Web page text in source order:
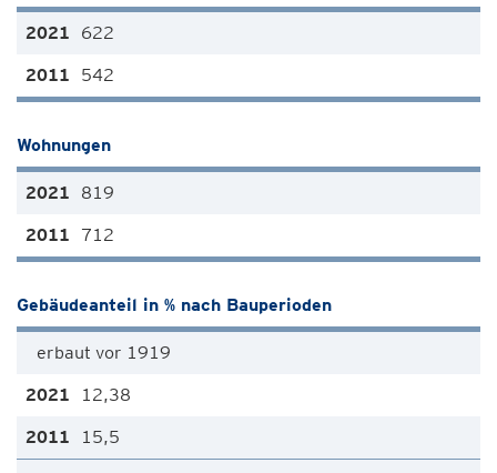
622
542
Wohnungen
819
712
Gebäudeanteil in % nach Bauperioden
erbaut vor 1919
12,38
15,5